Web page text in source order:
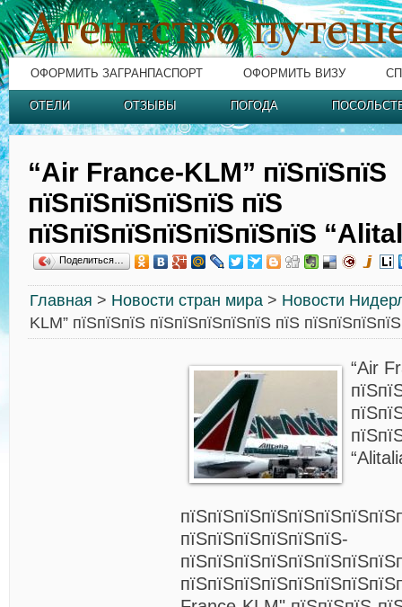
ОФОРМИТЬ ЗАГРАНПАСПОРТ ОФОРМИТЬ ВИЗУ
ОТЕЛИ ОТЗЫВЫ ПОГОДА
“Air France-KLM” пїЅпїЅпїЅ
пїЅпїЅпїЅпїЅпїЅ пїЅ
пїЅпїЅпїЅпїЅпїЅпїЅпїЅ
Поделиться…
Главная > Новости стран мира > Новости
KLM” пїЅпїЅпїЅ пїЅпїЅпїЅпїЅпїЅ пїЅ
“Air
пїЅпїЅпїЅпїЅпїЅпїЅ-